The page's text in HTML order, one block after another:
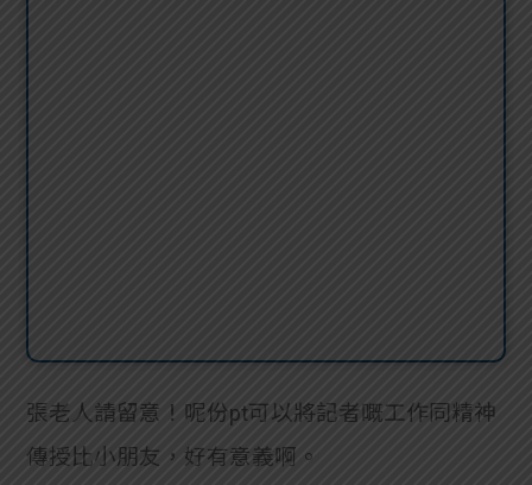
張老人請留意！呢份pt可以將記者嘅工作同精神
傳授比小朋友，好有意義啊。